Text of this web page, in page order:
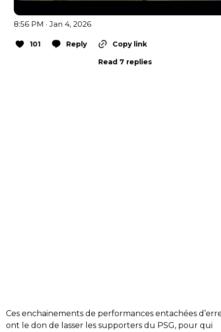
8:56 PM · Jan 4, 2026
101 Reply
Copy link
Read 7 replies
Ces enchainements de performances entachées
ont le don de lasser les supporters du PSG, pour qui